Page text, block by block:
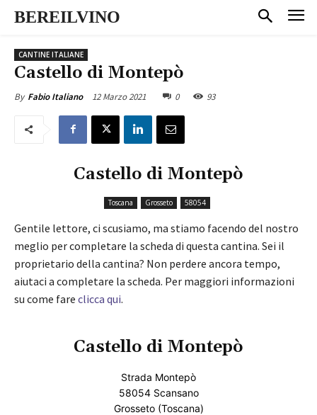
BEREILVINO
CANTINE ITALIANE
Castello di Montepò
By Fabio Italiano 12 Marzo 2021 0 93
Castello di Montepò
Toscana Grosseto 58054
Gentile lettore, ci scusiamo, ma stiamo facendo del nostro
meglio per completare la scheda di questa cantina. Sei il
proprietario della cantina? Non perdere ancora tempo,
aiutaci a completare la scheda. Per maggiori informazioni
su come fare clicca qui.
Castello di Montepò
Strada Montepò
58054 Scansano
Grosseto (Toscana)